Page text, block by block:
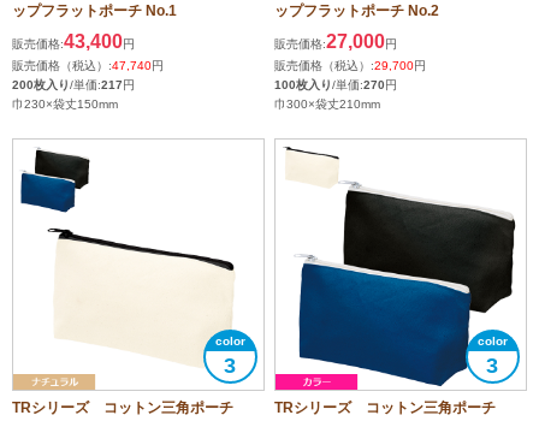
ップフラットポーチ No.1
販売価格:43,400円
販売価格（税込）:47,740円
200枚入り/単価:217円
巾230×袋丈150mm
ップフラットポーチ No.2
販売価格:27,000円
販売価格（税込）:29,700円
100枚入り/単価:270円
巾300×袋丈210mm
3
TRシリーズ コットン三角ポーチ
3
TRシリーズ コットン三角ポーチ